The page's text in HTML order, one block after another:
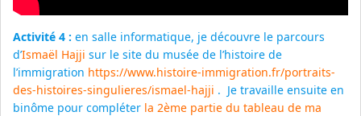
Activité 4 : en salle informatique, je découvre le parcours
d’Ismaël Hajji sur le site du musée de l’histoire de
l’immigration https://www.histoire-immigration.fr/portraits-
des-histoires-singulieres/ismael-hajji . Je travaille ensuite en
binôme pour compléter la 2ème partie du tableau de ma